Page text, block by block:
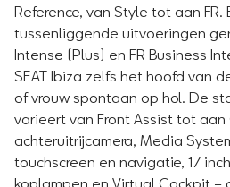
Reference, van Style tot aan FR.
tussenliggende uitvoeringen
Intense (Plus) en FR Business
SEAT Ibiza zelfs het hoofd van
of vrouw spontaan op hol. De
varieert van Front Assist tot aan
achteruitrijcamera, Media
touchscreen en navigatie, 17
koplampen en Virtual Cockpit –